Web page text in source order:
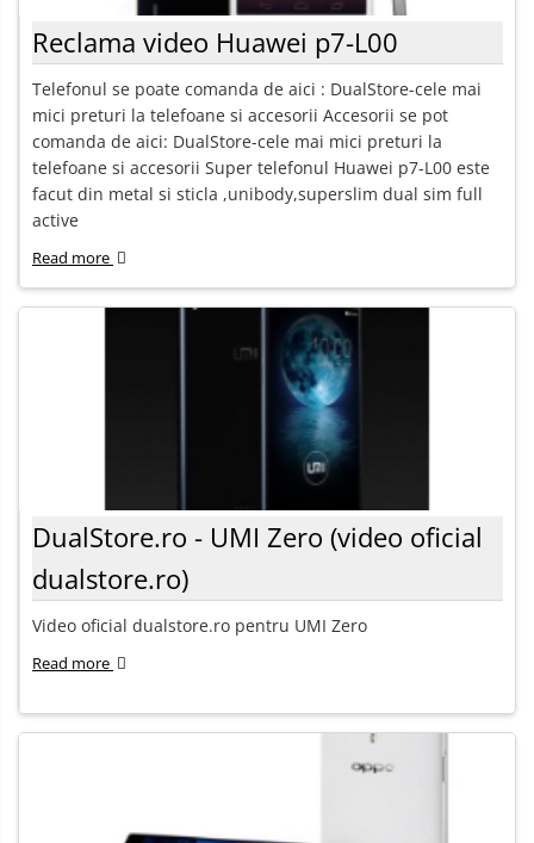
Reclama video Huawei p7-L00
Telefonul se poate comanda de aici : DualStore-cele mai
mici preturi la telefoane si accesorii Accesorii se pot
comanda de aici: DualStore-cele mai mici preturi la
telefoane si accesorii Super telefonul Huawei p7-L00 este
facut din metal si sticla ,unibody,superslim dual sim full
active
Read more
DualStore.ro - UMI Zero (video oficial
dualstore.ro)
Video oficial dualstore.ro pentru UMI Zero
Read more